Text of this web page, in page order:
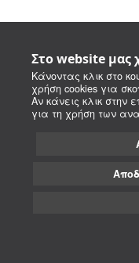
Στο website μας
Κάνοντας κλικ στο
χρήση cookies για
Αν κάνεις κλικ στην
για τη χρήση των